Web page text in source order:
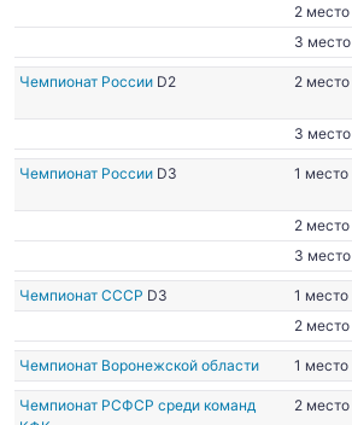
2 место
3 место
Чемпионат РоссииD2 2 место
3 место
Чемпионат РоссииD3 1 место
2 место
3 место
Чемпионат СССР D3 1 место
2 место
Чемпионат Воронежской области 1 место
Чемпионат РСФСР среди команд
2 место